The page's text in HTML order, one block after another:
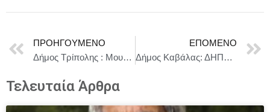
ΠΡΟΗΓΟΎΜΕΝΟ
Δήμος Τρίπολης : Μουσική εκδήλωση στην πλατεία Βαλτετσίου
ΕΠΌΜΕΝΟ
Δήμος Καβάλας: ΔΗΠΕΘΕ Καβαλας – Ευχαριστηριο Δελτιο Τυπου
Τελευταία Άρθρα